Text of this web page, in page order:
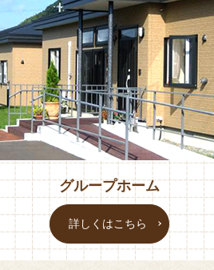
グループホーム
詳しくはこちら